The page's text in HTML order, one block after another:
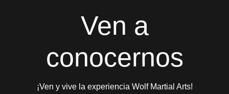
Ven a
conocernos
¡Ven y vive la experiencia Wolf Martial Arts!